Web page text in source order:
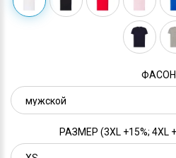
ФАСОН
РАЗМЕР (3XL +15%; 4XL